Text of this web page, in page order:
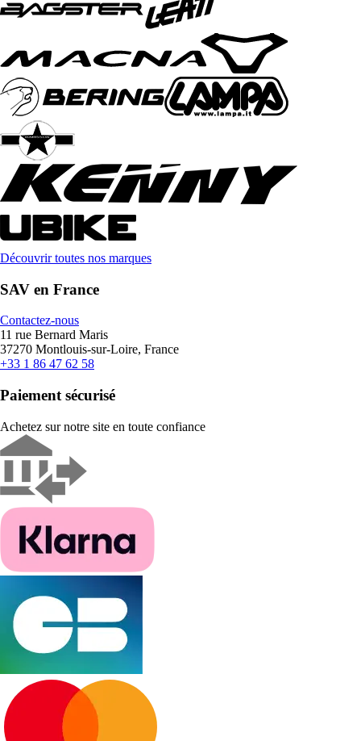
Découvrir toutes nos marques
SAV en France
Contactez-nous
11 rue Bernard Maris
37270 Montlouis-sur-Loire, France
+33 1 86 47 62 58
Paiement sécurisé
Achetez sur notre site en toute confiance